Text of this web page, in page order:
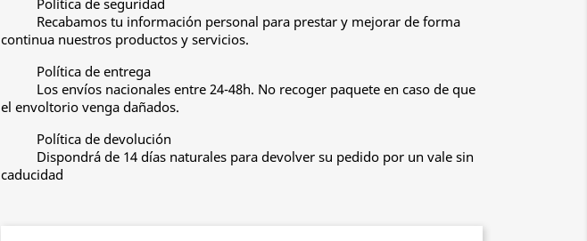
Recabamos tu información personal para prestar y mejorar de forma
continua nuestros productos y servicios.
Política de entrega
Los envíos nacionales entre 24-48h. No recoger paquete en caso de que
el envoltorio venga dañados.
Política de devolución
Dispondrá de 14 días naturales para devolver su pedido por un vale sin
caducidad